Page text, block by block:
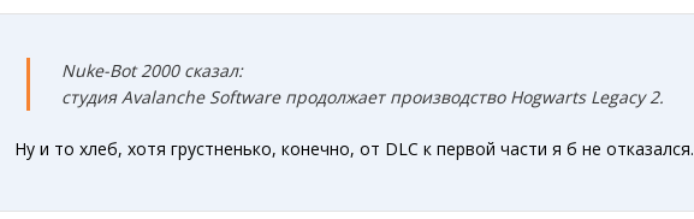
Nuke-Bot 2000 сказал:
студия Avalanche Software продолжает производство Hogwarts Legacy 2.
Ну и то хлеб, хотя грустненько, конечно, от DLC к первой части я б не отказался.